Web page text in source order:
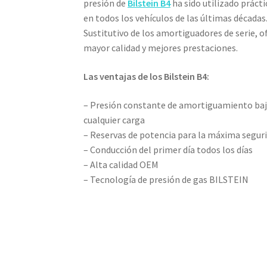
presión de Bilstein B4ha sido utilizado
en todos los vehículos de las últimas décadas.
Sustitutivo de los amortiguadores de serie,
mayor calidad y mejores prestaciones.
Las ventajas de los Bilstein B4:
– Presión constante de amortiguamiento
cualquier carga
– Reservas de potencia para la máxima
– Conducción del primer día todos los días
– Alta calidad OEM
– Tecnología de presión de gas BILSTEIN